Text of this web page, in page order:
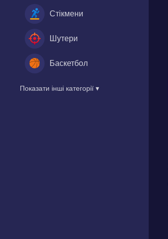
Стікмени
Шутери
Баскетбол
Показати інші категорії ▾